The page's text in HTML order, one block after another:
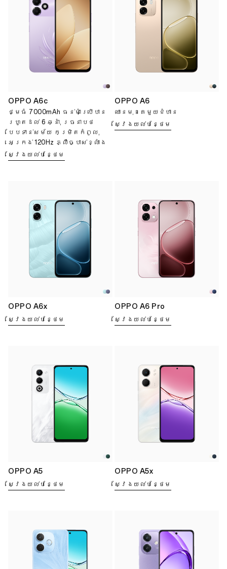
OPPO A6c
ថ្មធំ 7000mAh ធន់មាំប្រើបាន
រហូតដល់ 6 ឆ្នាំ, រចនាបថ
បែបទាន់សម័យ កម្រិតកំពូល,
អេក្រង់ 120Hz ភ្លឺច្បាស់ខ្លាំង
ស្វែងយល់បន្ថែម
OPPO A6
ឈានមុខគេមួយជំហាន
ស្វែងយល់បន្ថែម
OPPO A6x
ស្វែងយល់បន្ថែម
OPPO A6 Pro
ស្វែងយល់បន្ថែម
OPPO A5
ស្វែងយល់បន្ថែម
OPPO A5x
ស្វែងយល់បន្ថែម